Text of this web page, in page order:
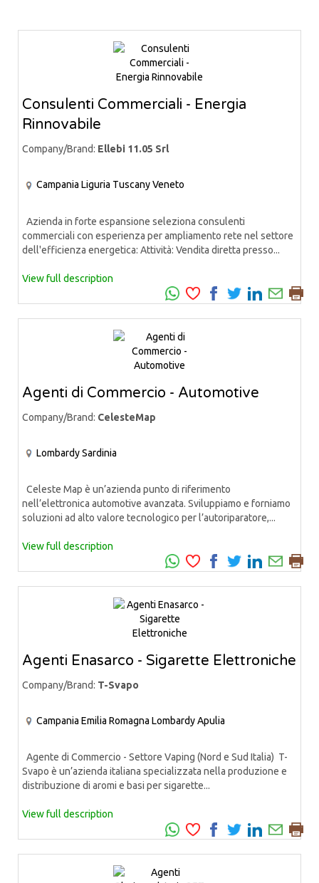
Consulenti Commerciali - Energia
Rinnovabile
Company/Brand: Ellebi 11.05 Srl
Campania Liguria TuscanyVeneto
Azienda in forte espansione seleziona consulenti
commerciali con esperienza per ampliamento rete nel settore
dell'efficienza energetica: Attività: Vendita diretta presso...
View full description
Agenti di Commercio - Automotive
Company/Brand: CelesteMap
LombardySardinia
Celeste Map è un’azienda punto di riferimento
nell’elettronica automotive avanzata. Sviluppiamo e forniamo
soluzioni ad alto valore tecnologico per l’autoriparatore,...
View full description
Agenti Enasarco - Sigarette Elettroniche
Company/Brand: T-Svapo
Campania Emilia Romagna LombardyApulia
Agente di Commercio - Settore Vaping (Nord e Sud Italia) T-
Svapo è un’azienda italiana specializzata nella produzione e
distribuzione di aromi e basi per sigarette...
View full description